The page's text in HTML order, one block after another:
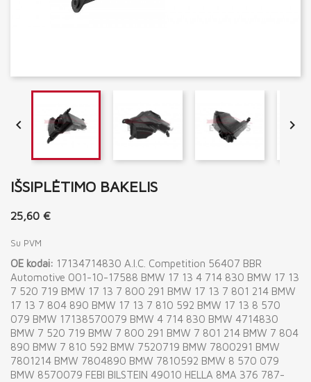
 
IŠSIPLĖTIMO BAKELIS
25,60 €
Su PVM
OE kodai: 17134714830 A.I.C. Competition 56407 BBR
Automotive 001-10-17588 BMW 17 13 4 714 830 BMW 17 13
7 520 719 BMW 17 13 7 800 291 BMW 17 13 7 801 214 BMW
17 13 7 804 890 BMW 17 13 7 810 592 BMW 17 13 8 570
079 BMW 17138570079 BMW 4 714 830 BMW 4714830
BMW 7 520 719 BMW 7 800 291 BMW 7 801 214 BMW 7 804
890 BMW 7 810 592 BMW 7520719 BMW 7800291 BMW
7801214 BMW 7804890 BMW 7810592 BMW 8 570 079
BMW 8570079 FEBI BILSTEIN 49010 HELLA 8MA 376 787-